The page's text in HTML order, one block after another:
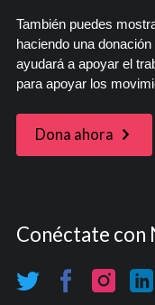
También puedes
haciendo una
ayudará a apoyar el
para apoyar los
Dona ahora
Conéctate con